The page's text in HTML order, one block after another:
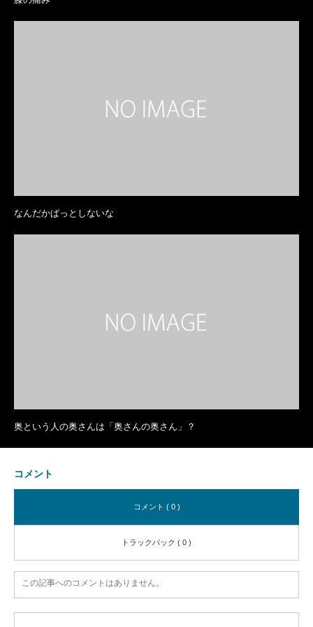
なんだかぱっとしないな
奥という人の奥さんは「奥さんの奥さん」？
コメント
コメント ( 0 )
トラックバック ( 0 )
この記事へのコメントはありません。